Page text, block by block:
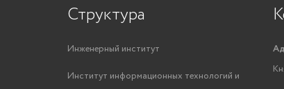
Структура
Инженерный институт
Институт информационных технологий и